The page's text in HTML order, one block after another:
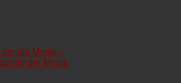
die Musik –
der Musik